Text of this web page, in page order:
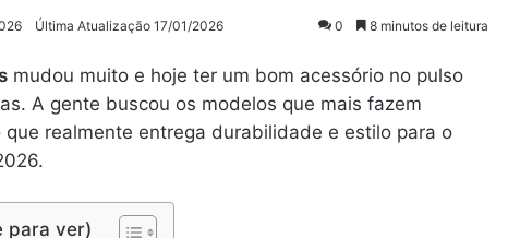
Última Atualização 17/01/2026 0 8 minutos de leitura
mudou muito e hoje ter um bom acessório no pulso
A gente buscou os modelos que mais fazem
que realmente entrega durabilidade e estilo para o
para ver)